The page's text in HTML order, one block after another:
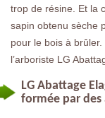
trop de résine. Et la
sapin obtenu sèche
pour le bois à
l’arboriste LG
LG Abattage
formée par